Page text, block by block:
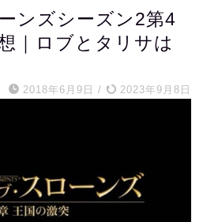
ンズシーズン2第4
｜ロブとタリサは
2018年6月9日 / 2023年9月8日